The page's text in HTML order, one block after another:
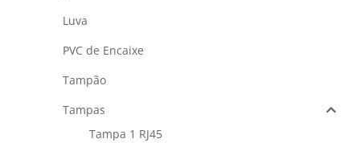
Luva
PVC de Encaixe
Tampão
Tampas
Tampa 1 RJ45